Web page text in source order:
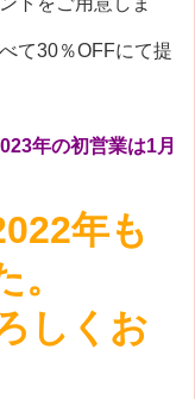
て30％OFFにて提
年の初営業は1月
年も
しくお